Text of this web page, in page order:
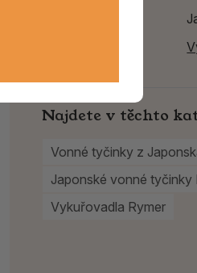
Najdete v těchto
Vonné tyčinky z
Japonské vonné tyčinky
Vykuřovadla Rymer